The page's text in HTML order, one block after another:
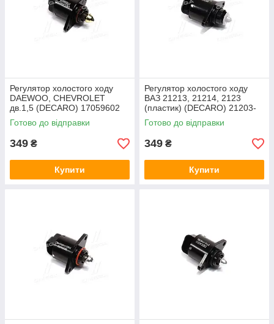
Регулятор холостого ходу
DAEWOO, CHEVROLET
дв.1,5 (DECARO) 17059602
Готово до відправки
349 ₴
Купити
Регулятор холостого ходу
ВАЗ 21213, 21214, 2123
(пластик) (DECARO) 21203-
1148300-03
Готово до відправки
349 ₴
Купити